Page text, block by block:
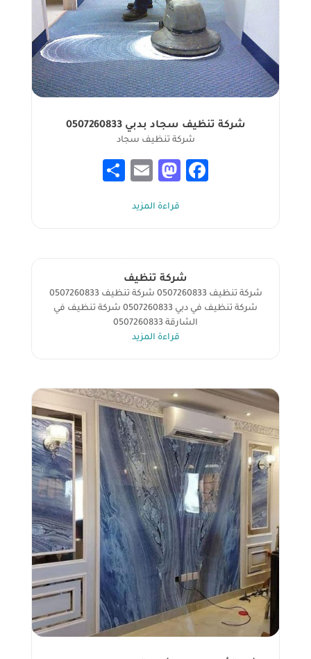
شركة تنظيف سجاد بدبي 0507260833
شركة تنظيف سجاد
Fa
b
ok
M
to
o
n
E
قراءة المزيد
شركة تنظيف
شركة تنظيف 0507260833 شركة تنظيف 0507260833
شركة تنظيف في دبي 0507260833 شركة تنظيف في
الشارقة 0507260833
قراءة المزيد